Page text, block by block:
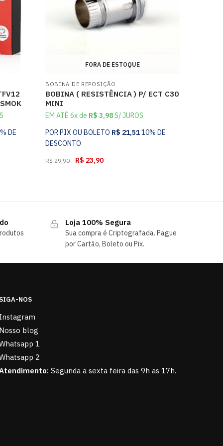
DE
FORA DE ESTOQUE
BOBINA DE REPOSIÇÃO
BOBINA ( RESISTÊNCIA ) P/ ECT C30
MINI
EM ATÉ 6x de R$ 3,98S/ JUROS
POR PIX OU BOLETO R$ 21,5110% DE
DESCONTO
R$29,90 R$ 23,90
Loja 100% Segura
Sua compra é Criptografada. Pague
por Cartão, Boleto ou Pix.
NOS
blog
1
2
Segunda a sexta feira das 9h as 17h.